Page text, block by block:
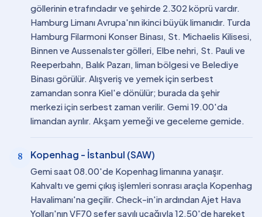
göllerinin etrafındadır ve şehirde 2.302 köprü vardır.
Hamburg Limanı Avrupa'nın ikinci büyük limanıdır. Turda
Hamburg Filarmoni Konser Binası, St. Michaelis Kilisesi,
Binnen ve Aussenalster gölleri, Elbe nehri, St. Pauli ve
Reeperbahn, Balık Pazarı, liman bölgesi ve Belediye
Binası görülür. Alışveriş ve yemek için serbest
zamandan sonra Kiel'e dönülür; burada da şehir
merkezi için serbest zaman verilir. Gemi 19.00'da
limandan ayrılır. Akşam yemeği ve geceleme gemide.
8 Kopenhag - İstanbul (SAW)
Gemi saat 08.00'de Kopenhag limanına yanaşır.
Kahvaltı ve gemi çıkış işlemleri sonrası araçla Kopenhag
Havalimanı'na geçilir. Check-in'in ardından Ajet Hava
Yolları'nın VF70 sefer sayılı uçağıyla 12.50'de hareket